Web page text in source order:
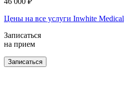
Цены на все услуги Inwhite Medical
Записаться
на прием
Записаться